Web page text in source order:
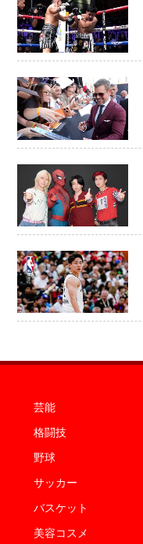
芸能
格闘技
野球
サッカー
バスケット
美容コスメ